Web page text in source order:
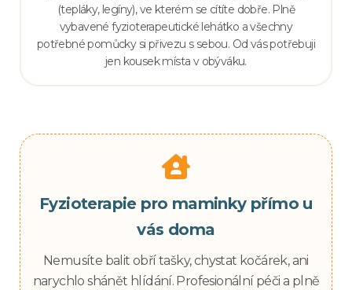
(tepláky, legíny), ve kterém se cítíte dobře. Plně
vybavené fyzioterapeutické lehátko a všechny
potřebné pomůcky si přivezu s sebou. Od vás potřebuji
jen kousek místa v obýváku.
Fyzioterapie pro maminky přímo u
vás doma
Nemusíte balit obří tašky, chystat kočárek, ani
narychlo shánět hlídání. Profesionální péči a plně